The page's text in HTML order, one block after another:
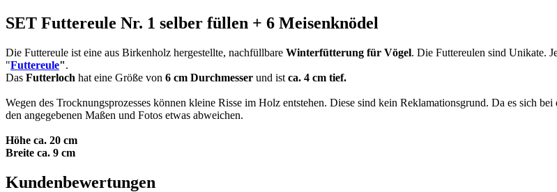
SET Futtereule Nr. 1 selber füllen + 6 Meisenknödel
Die Futtereule ist eine aus Birkenholz hergestellte, nachfüllbare Winterfütterung für Vögel. Die Futtereulen sind Unikate.
"Futtereule".
Das Futterloch hat eine Größe von 6 cm Durchmesser und ist ca. 4 cm tief.
Wegen des Trocknungsprozesses können kleine Risse im Holz entstehen. Diese sind kein Reklamationsgrund. Da es sich
den angegebenen Maßen und Fotos etwas abweichen.
Höhe ca. 20 cm
Breite ca. 9 cm
Kundenbewertungen